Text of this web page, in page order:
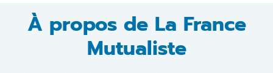
À propos de La France
Mutualiste